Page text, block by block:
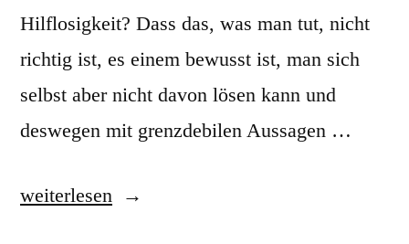
Hilflosigkeit? Dass das, was man tut, nicht
richtig ist, es einem bewusst ist, man sich
selbst aber nicht davon lösen kann und
deswegen mit grenzdebilen Aussagen …
„Ich
weiterlesen